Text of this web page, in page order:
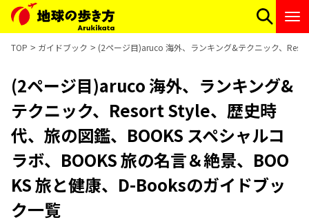
TOP ガイドブック (2ページ目)aruco 海外、ランキング&テクニック、
(2ページ目)aruco 海外、ランキング&
テクニック、Resort Style、歴史時
代、旅の図鑑、BOOKS スペシャルコ
ラボ、BOOKS 旅の名言＆絶景、BOO
KS 旅と健康、D-Booksのガイドブッ
ク一覧